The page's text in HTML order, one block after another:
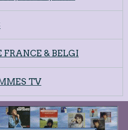
FRANCE & BELGI
TV